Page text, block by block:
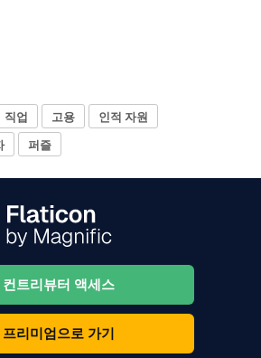
직업 고용
인적 자원
퍼즐
컨트리뷰터 액세스
프리미엄으로 가기